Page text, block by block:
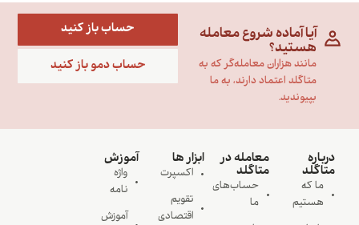
آیا آماده شروع معامله
هستید؟
مانند هزاران معامله‌گر که به
متاگلد اعتماد دارند، به ما
بپیوندید.
حساب باز کنید
حساب دمو باز کنید
هستیم
معامله در
متاگلد
حساب‌های
ابزار ها
اکسپرت
اقتصادی
آموزش
آموزش